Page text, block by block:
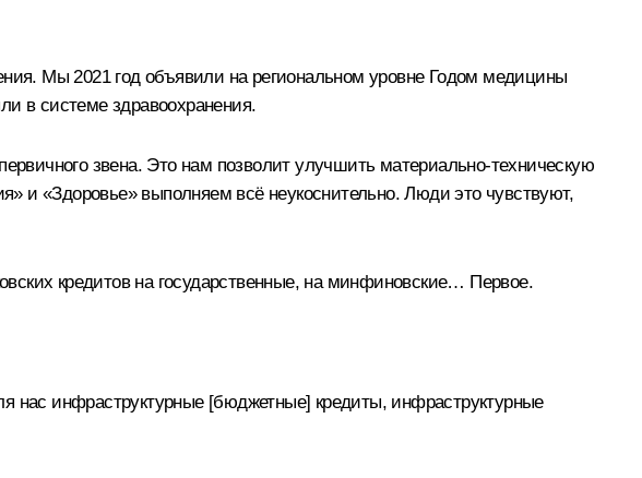
Мы 2021 год объявили на региональном уровне Годом медицины
в системе здравоохранения.
звена. Это нам позволит улучшить материально-техническую
и «Здоровье» выполняем всё неукоснительно. Люди это чувствуют,
кредитов на государственные, на минфиновские… Первое.
нас инфраструктурные [бюджетные] кредиты, инфраструктурные